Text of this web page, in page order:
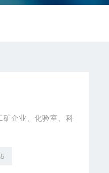
矿企业、化验室、科